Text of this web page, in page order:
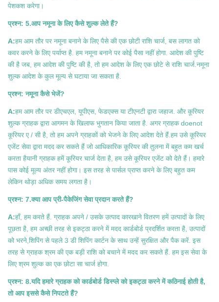
पेशकश करेगा।
प्रश्न: 5.आप नमूना के लिए कैसे शुल्क लेते हैं?
A:हम आम तौर पर नमूना बनाने के लिए पैसे की एक छोटी राशि चार्ज, बस लागत को
कवर करने के लिए पर्याप्त है. हम नमूना बनाने पर कोई पैसा नहीं होगा. आदेश की पुष्टि
की है जब, हम आदेश की पुष्टि की है, तो हम आदेश के लिए एक छोटे से राशि चार्ज.नमूना
शुल्क आदेश के कुल मूल्य से घटाया जा सकता है.
प्रश्न: नमूना कैसे भेजें?
A:हम आम तौर पर डीएचएल, यूपीएस, फेडएक्स या टीएनटी द्वारा जहाज. और कूरियर
शुल्क ग्राहक द्वारा आगमन के खिलाफ भुगतान किया जाता है. अगर ग्राहक doenot
कूरियर ए / सी है, तो हम अपने ग्राहकों को भेजने के लिए आदेश देते हैं.हम उसे कूरियर
एजेंट सेवा द्वारा मदद कर सकते हैं जो आधिकारिक कूरियर की तुलना में बहुत कम खर्च
करता हैयानी ग्राहक हमें कूरियर चार्ज देता है, हम उसे कूरियर एजेंट को देते हैं। हमारे
पास कोई मूल्य अंतर नहीं होगा। इस तरह से पार्सल प्राप्त करने के लिए बहुत कम
लेकिन थोड़ा अधिक समय लगता है।
प्रश्न: 7.क्या आप प्री-पैकेजिंग सेवा प्रदान करते हैं?
A:हाँ, हम करते हैं. ग्राहक अपने / उसके उत्पाद कारखाने वितरण हमें उत्पादों के लिए
पूछता है, हम अच्छी तरह से इकट्ठा करने में मदद कार्डबोर्ड प्रदर्शित करता है, उत्पादों
को भरने,शिपिंग से पहले 3 डी शिपिंग कार्टन के साथ उन्हें सुरक्षित और पैक करें. इस
तरह से ग्राहक श्रम की एक बड़ी राशि को बचाने में मदद कर सकते हैं. हम इस सेवा के
लिए श्रम शुल्क का एक छोटा सा चार्ज होगा.
प्रश्न: 8.यदि हमारे ग्राहक को कार्डबोर्ड डिस्प्ले को इकट्ठा करने में कठिनाई होती है,
तो आप इससे कैसे निपटते हैं?